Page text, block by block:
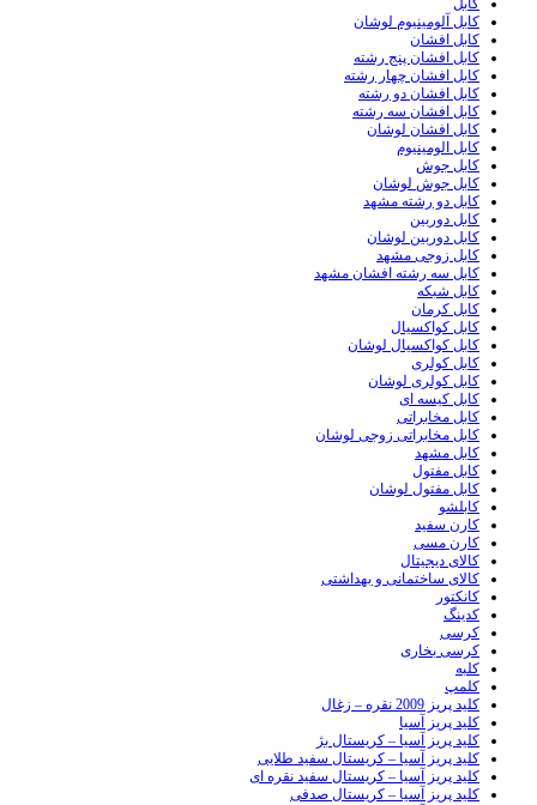
کابل
کابل آلومینیوم لوشان
کابل افشان
کابل افشان پنج رشته
کابل افشان چهار رشته
کابل افشان دو رشته
کابل افشان سه رشته
کابل افشان لوشان
کابل الومینیوم
کابل جوش
کابل جوش لوشان
کابل دو رشته مشهد
کابل دوربین
کابل دوربین لوشان
کابل زوجی مشهد
کابل سه رشته افشان مشهد
کابل شبکه
کابل کرمان
کابل کواکسیال
کابل کواکسیال لوشان
کابل کولری
کابل کولری لوشان
کابل کیسه ای
کابل مخابراتی
کابل مخابراتی زوجی لوشان
کابل مشهد
کابل مفتول
کابل مفتول لوشان
کابلشو
کارن سفید
کارن مسی
کالای دیجیتال
کالای ساختمانی و بهداشتی
کانکتور
کدینگ
کرسی
کرسی بخاری
کلبه
کلمپ
کلید پریز 2009 نقره – زغال
کلید پریز آسیا
کلید پریز آسیا – کریستال بژ
کلید پریز آسیا – کریستال سفید طلایی
کلید پریز آسیا – کریستال سفید نقره ای
کلید پریز آسیا – کریستال صدفی